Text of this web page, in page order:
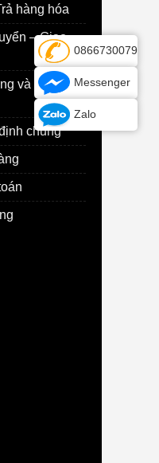
hàng hóa
– Giao
và Chất
chung
0866730079
Messenger
Zalo